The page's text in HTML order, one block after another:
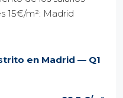
15€/m²: Madrid
en Madrid — Q1